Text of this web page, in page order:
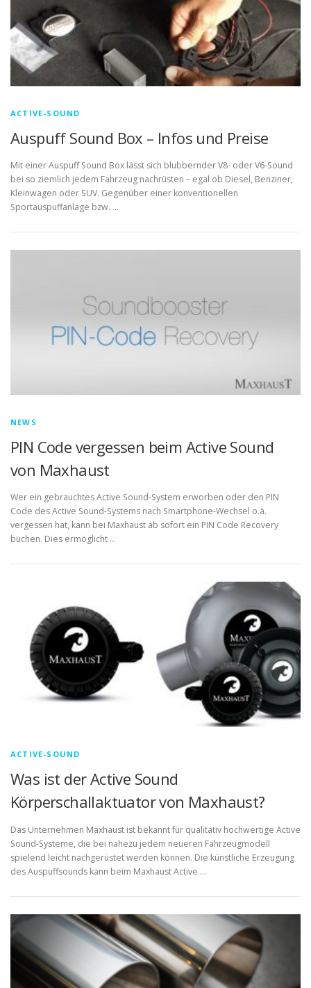
ACTIVE-SOUND
Auspuff Sound Box – Infos und Preise
Mit einer Auspuff Sound Box lässt sich blubbernder V8- oder V6-Sound
bei so ziemlich jedem Fahrzeug nachrüsten – egal ob Diesel, Benziner,
Kleinwagen oder SUV. Gegenüber einer konventionellen
Sportauspuffanlage bzw. …
NEWS
PIN Code vergessen beim Active Sound
von Maxhaust
Wer ein gebrauchtes Active Sound-System erworben oder den PIN
Code des Active Sound-Systems nach Smartphone-Wechsel o.ä.
vergessen hat, kann bei Maxhaust ab sofort ein PIN Code Recovery
buchen. Dies ermöglicht …
ACTIVE-SOUND
Was ist der Active Sound
Körperschallaktuator von Maxhaust?
Das Unternehmen Maxhaust ist bekannt für qualitativ hochwertige Active
Sound-Systeme, die bei nahezu jedem neueren Fahrzeugmodell
spielend leicht nachgerüstet werden können. Die künstliche Erzeugung
des Auspuffsounds kann beim Maxhaust Active …